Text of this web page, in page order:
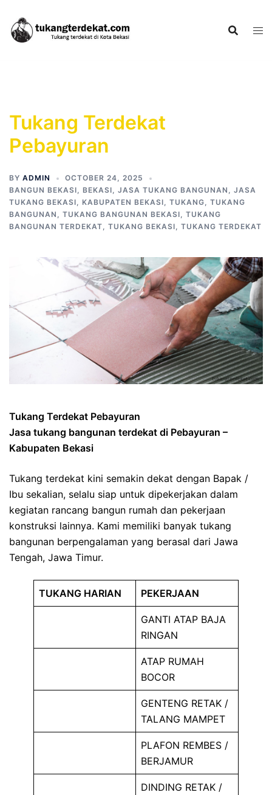
content
Tukang Terdekat
Pebayuran
BY ADMIN
OCTOBER 24, 2025
BANGUN BEKASI, BEKASI, JASA TUKANG BANGUNAN , JASA
TUKANG BEKASI, KABUPATEN BEKASI, TUKANG, TUKANG
BANGUNAN , TUKANG BANGUNAN BEKASI, TUKANG
BANGUNAN TERDEKAT, TUKANG BEKASI, TUKANG TERDEKAT
Tukang Terdekat Pebayuran
Jasa tukang bangunan terdekat di Pebayuran –
Kabupaten Bekasi
Tukang terdekat kini semakin dekat dengan Bapak /
Ibu sekalian, selalu siap untuk dipekerjakan dalam
kegiatan rancang bangun rumah dan pekerjaan
konstruksi lainnya. Kami memiliki banyak tukang
bangunan berpengalaman yang berasal dari Jawa
Tengah, Jawa Timur.
TUKANG HARIAN PEKERJAAN
GANTI ATAP BAJA
RINGAN
ATAP RUMAH
BOCOR
GENTENG RETAK /
TALANG MAMPET
PLAFON REMBES /
BERJAMUR
DINDING RETAK /